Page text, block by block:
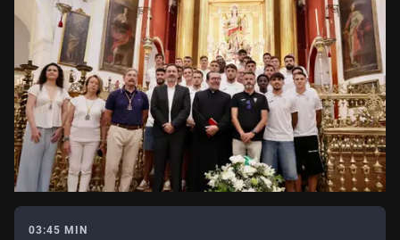
03:45 MIN